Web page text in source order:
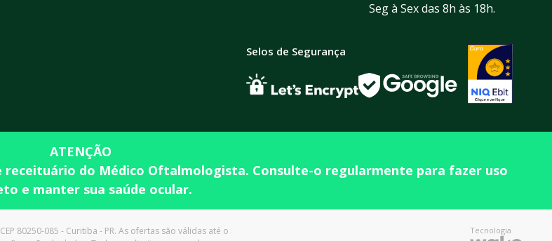
Seg à Sex das 8h às 18h.
Selos de Segurança
ATENÇÃO
do Médico Oftalmologista. Consulte-o regularmente para fazer uso
e manter sua saúde ocular.
80250-085 - Curitiba - PR. As ofertas são válidas até o
Tecnologia